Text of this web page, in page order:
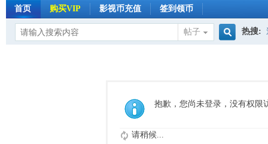
首页 购买VIP 影视币充值 签到领币
帖子
索
热搜:
抱歉，您尚未登录，没有权限
请稍候...